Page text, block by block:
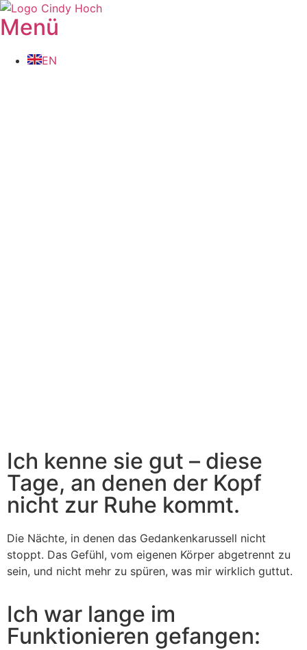
Menü
EN
Ich kenne sie gut – diese
Tage, an denen der Kopf
nicht zur Ruhe kommt.
Die Nächte, in denen das Gedankenkarussell nicht
stoppt. Das Gefühl, vom eigenen Körper abgetrennt zu
sein, und nicht mehr zu spüren, was mir wirklich guttut.
Ich war lange im
Funktionieren gefangen: